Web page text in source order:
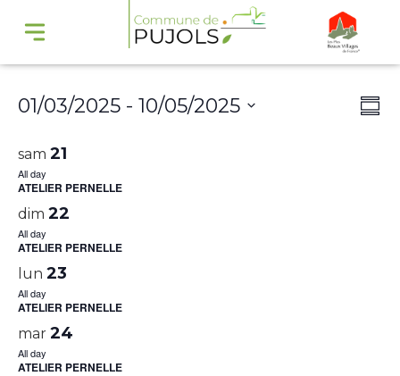
01/03/2025 - 10/05/2025
date.
sam 21
All day
ATELIER PERNELLE
dim 22
All day
ATELIER PERNELLE
lun 23
All day
ATELIER PERNELLE
mar 24
All day
ATELIER PERNELLE